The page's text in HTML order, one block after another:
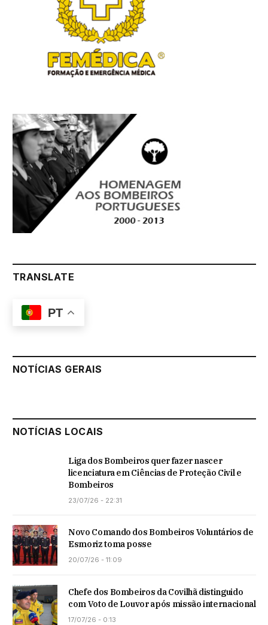
TRANSLATE
PT
NOTÍCIAS GERAIS
NOTÍCIAS LOCAIS
Liga dos Bombeiros quer fazer nascer
licenciatura em Ciências de Proteção Civil e
Bombeiros
23/07/26 - 22:31
Novo Comando dos Bombeiros Voluntários de
Esmoriz toma posse
20/07/26 - 11:09
Chefe dos Bombeiros da Covilhã distinguido
com Voto de Louvor após missão internacional
17/07/26 - 0:13